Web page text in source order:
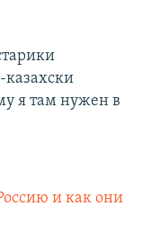
я там нужен в
и как они